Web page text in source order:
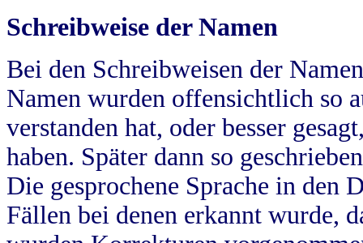
Schreibweise der Namen
Bei den Schreibweisen der
Namen wurden offensichtlich so
verstanden hat, oder besser
haben. Später dann so
Die gesprochene Sprache in
Fällen bei denen erkannt wurde,